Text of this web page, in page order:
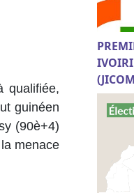
qualifiée,
guinéen
(90è+4)
menace